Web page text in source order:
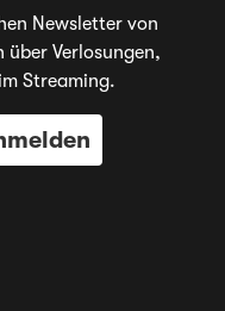
Newsletter von
Verlosungen,
Streaming.